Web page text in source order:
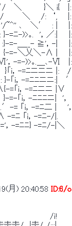
　　　　}＼ i{　
　 ＼ 　 /:　‘, 　
､　 ＼′　: | 　
ﾆ-)>｡.　'，／:|　
=-＿__- ≧'，-|　
{-=-＼乂＼-∧ |　
，-=-)>｡.＿､-Ⅵ　
}「i，-=ﾆニニニ |:　
}-「i，-=ﾆﾆニニ:|　
∧{-=「i，-=ﾆニニ |∨
　}-=-「i，-ﾆﾆﾆニ|　'，
　.′-= 「i，-=ﾆ二 | 　 '
∧ -=ﾆ 「i，-=ﾆ-/|.　
/-='，-=ﾆﾆ} -=ﾆ/-|＼
月) 20:40:58 ID:6/
!